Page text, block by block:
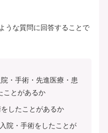
うな質問に回答することで
・手術・先進医療・患
ことがあるか
したことがあるか
院・手術をしたことが